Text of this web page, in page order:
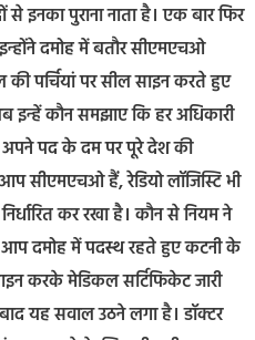
से इनका पुराना नाता है। एक बार फिर
दमोह में बतौर सीएमएचओ
पर्चियां पर सील साइन करते हुए
इन्हें कौन समझाए कि हर अधिकारी
अपने पद के दम पर पूरे देश की
सीएमएचओ हैं, रेडियो लॉजिस्टि भी
कर रखा है। कौन से नियम ने
दमोह में पदस्थ रहते हुए कटनी के
करके मेडिकल सर्टिफिकेट जारी
यह सवाल उठने लगा है। डॉक्टर